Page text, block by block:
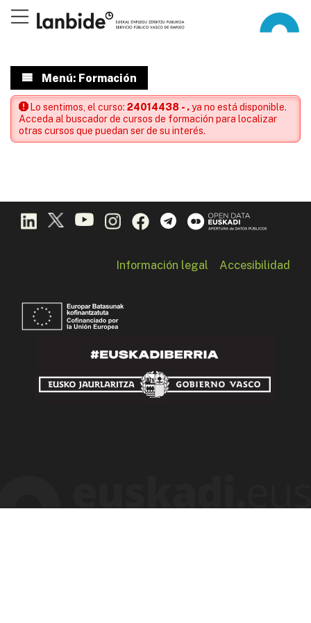
Menú: Formación
Lo sentimos, el curso:24014438 - .ya no está disponible.
Acceda al buscador de cursos de formación para localizar
otras cursos que puedan ser de su interés.
Información legal Accesibilidad